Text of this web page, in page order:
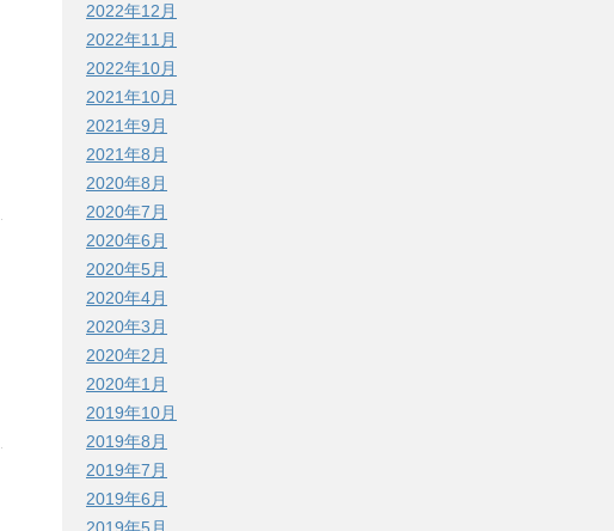
2022年12月
2022年11月
2022年10月
2021年10月
2021年9月
2021年8月
2020年8月
2020年7月
2020年6月
2020年5月
2020年4月
2020年3月
2020年2月
2020年1月
2019年10月
2019年8月
2019年7月
2019年6月